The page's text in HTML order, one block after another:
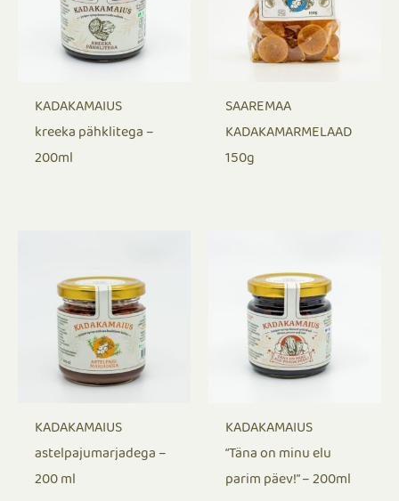
KADAKAMAIUS
kreeka pähklitega –
200ml
SAAREMAA
KADAKAMARMELAAD
150g
KADAKAMAIUS
astelpajumarjadega –
200 ml
KADAKAMAIUS
“Täna on minu elu
parim päev!” – 200ml